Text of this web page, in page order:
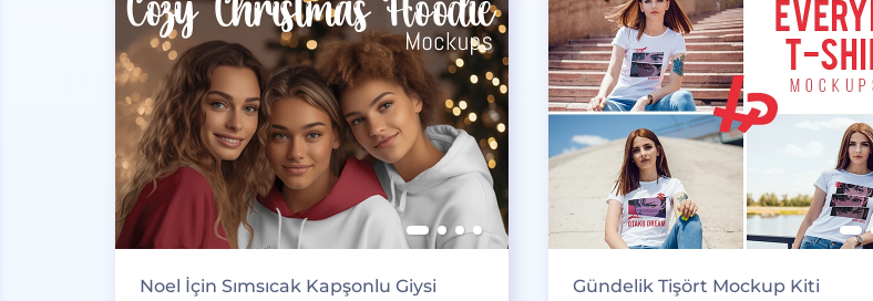
Noel İçin Sımsıcak Kapşonlu Giysi
Gündelik Tişört Mockup Kiti